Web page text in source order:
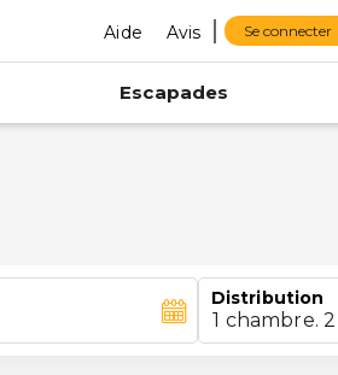
Aide Avis Se connecter
Escapades
Distribution
1 chambre.